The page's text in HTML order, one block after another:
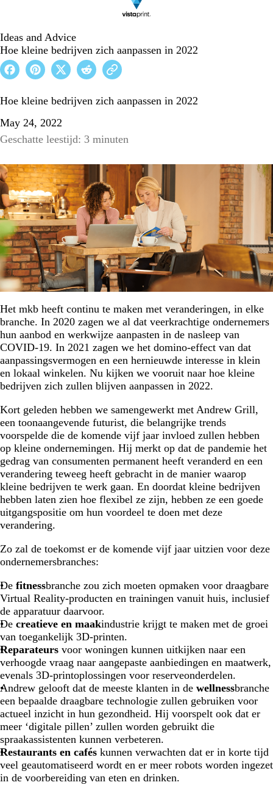
Ideas and Advice
Hoe kleine bedrijven zich aanpassen in 2022
Hoe kleine bedrijven zich aanpassen in 2022
May 24, 2022
Geschatte leestijd: 3 minuten
Het mkb heeft continu te maken met veranderingen, in elke
branche. In 2020 zagen we al dat veerkrachtige ondernemers
hun aanbod en werkwijze aanpasten in de nasleep van
COVID-19. In 2021 zagen we het domino-effect van dat
aanpassingsvermogen en een hernieuwde interesse in klein
en lokaal winkelen. Nu kijken we vooruit naar hoe kleine
bedrijven zich zullen blijven aanpassen in 2022.
Kort geleden hebben we samengewerkt met Andrew Grill,
een toonaangevende futurist, die belangrijke trends
voorspelde die de komende vijf jaar invloed zullen hebben
op kleine ondernemingen. Hij merkt op dat de pandemie het
gedrag van consumenten permanent heeft veranderd en een
verandering teweeg heeft gebracht in de manier waarop
kleine bedrijven te werk gaan. En doordat kleine bedrijven
hebben laten zien hoe flexibel ze zijn, hebben ze een goede
uitgangspositie om hun voordeel te doen met deze
verandering.
Zo zal de toekomst er de komende vijf jaar uitzien voor deze
ondernemersbranches:
De fitnessbranche zou zich moeten opmaken voor draagbare
Virtual Reality-producten en trainingen vanuit huis, inclusief
de apparatuur daarvoor.
De creatieve en maakindustrie krijgt te maken met de groei
van toegankelijk 3D-printen.
Reparateurs voor woningen kunnen uitkijken naar een
verhoogde vraag naar aangepaste aanbiedingen en maatwerk,
evenals 3D-printoplossingen voor reserveonderdelen.
Andrew gelooft dat de meeste klanten in de wellnessbranche
een bepaalde draagbare technologie zullen gebruiken voor
actueel inzicht in hun gezondheid. Hij voorspelt ook dat er
meer ‘digitale pillen’ zullen worden gebruikt die
spraakassistenten kunnen verbeteren.
Restaurants en cafés kunnen verwachten dat er in korte tijd
veel geautomatiseerd wordt en er meer robots worden ingezet
in de voorbereiding van eten en drinken.